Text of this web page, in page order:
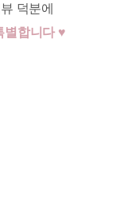
덕분에
별합니다 ♥